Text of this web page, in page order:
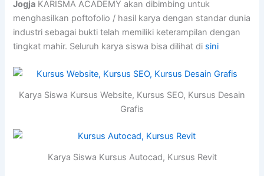
Jogja KARISMA ACADEMY akan dibimbing untuk
menghasilkan poftofolio / hasil karya dengan standar dunia
industri sebagai bukti telah memiliki keterampilan dengan
tingkat mahir. Seluruh karya siswa bisa dilihat di sini
Karya Siswa Kursus Website, Kursus SEO, Kursus Desain
Grafis
Karya Siswa Kursus Autocad, Kursus Revit